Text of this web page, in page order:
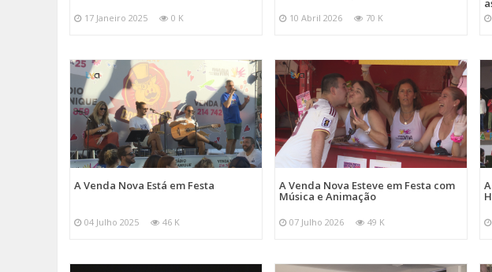
17 Janeiro 2025 0 K 10 Abril 2026 70 K
A Venda Nova Está em Festa
04 Julho 2025 46 K
A Venda Nova Esteve em Festa com
Música e Animação
07 Julho 2026 49 K